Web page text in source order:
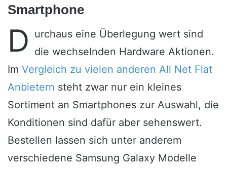
Smartphone
D urchaus eine Überlegung wert sind
die wechselnden Hardware Aktionen.
Im Vergleich zu vielen anderen All Net Flat
Anbietern steht zwar nur ein kleines
Sortiment an Smartphones zur Auswahl, die
Konditionen sind dafür aber sehenswert.
Bestellen lassen sich unter anderem
verschiedene Samsung Galaxy Modelle